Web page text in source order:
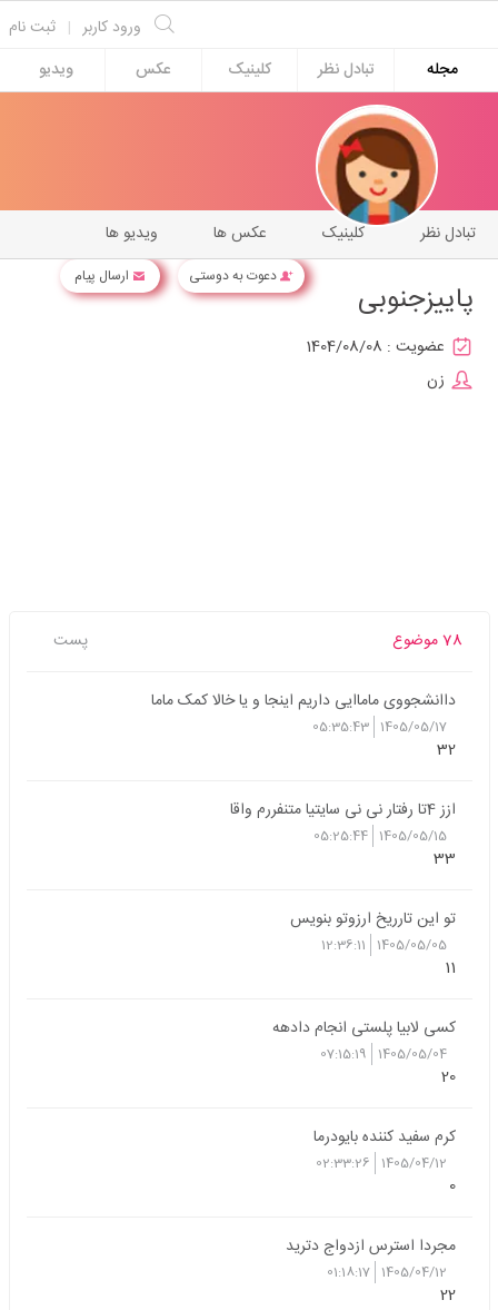
ثبت نام | ورود کاربر
مجله
تبادل نظر کلینیک عکس ویدیو
دعوت به دوستی ارسال پیام
ویدیو ها عکس ها کلینیک تبادل نظر
پاییزجنوبی
عضویت : 1404/08/08
زن
78 موضوع پست
داانشجووی ماماایی داریم اینجا و یا خالا کمک ماما
1405/05/17
05:35:43
32
ازز 4تا رفتار نی نی سایتیا متنفررم واقا
1405/05/15
05:25:44
33
تو این تارریخ ارزوتو بنویس
1405/05/05
12:36:11
11
کسی لابیا پلستی انجام دادهه
1405/05/04
07:15:19
20
کرم سفید کننده بایودرما
1405/04/12
02:33:26
0
مجردا استرس ازدواج دترید
1405/04/12
01:18:17
22